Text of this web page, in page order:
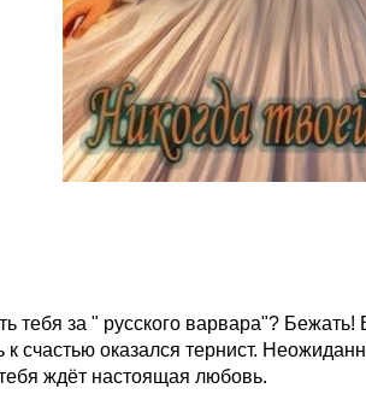
тебя за " русского варвара"?
счастью оказался тернист.
тебя ждёт настоящая любовь.